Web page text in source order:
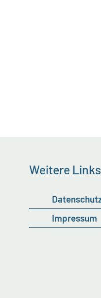
Weitere Links
Impressum